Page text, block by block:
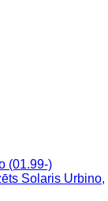
(01.99-)
Solaris Urbino,